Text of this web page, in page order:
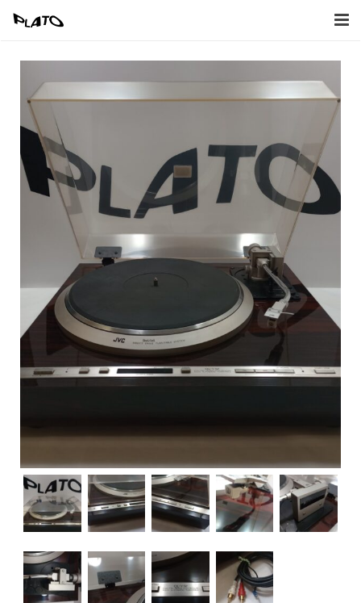
Home
Inkoop
Verkoop
Afbeeldingen
Naar Webwinkel